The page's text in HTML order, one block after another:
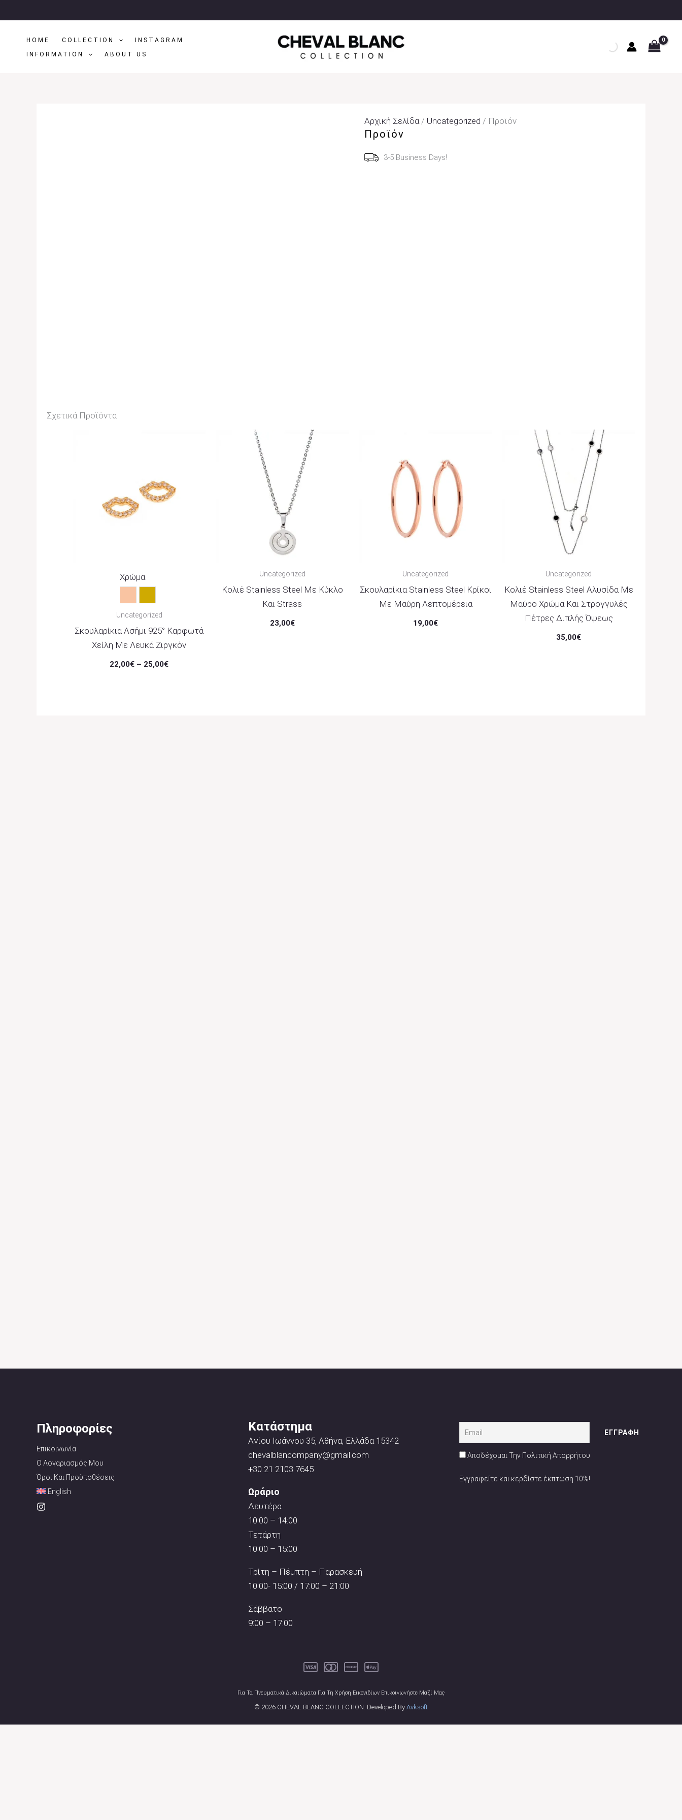
Στο
Περιεχόμενο
HOME COLLECTION
INSTAGRAM
INFORMATION
ABOUT US
Αρχική Σελίδα/ Uncategorized / Προϊόν
Προϊόν
3-5 Business Days!
Σχετικά Προϊόντα
Χρώμα
Rose Gold
Χρυσό
Uncategorized
Σκουλαρίκια Ασήμι 925° Καρφωτά
Χείλη Με Λευκά Ζιργκόν
22,00€ – 25,00€
Uncategorized
Κολιέ Stainless Steel Με Κύκλο
Και Strass
23,00€
Uncategorized
Σκουλαρίκια Stainless Steel Κρίκοι
Με Μαύρη Λεπτομέρεια
19,00€
Uncategorized
Κολιέ Stainless Steel Αλυσίδα Με
Μαύρο Χρώμα Και Στρογγυλές
Πέτρες Διπλής Όψεως
35,00€
Πληροφορίες
Επικοινωνία
Ο Λογαριασμός Μου
Όροι Και Προϋποθέσεις
English
Κατάστημα
Αγίου Ιωάννου 35, Αθήνα, Ελλάδα 15342
chevalblancompany@gmail.com
+30 21 2103 7645
Ωράριο
Δευτέρα
10:00 – 14:00
Τετάρτη
10:00 – 15:00
Τρίτη – Πέμπτη – Παρασκευή
10:00- 15:00 / 17:00 – 21:00
Σάββατο
9:00 – 17:00
Αποδέχομαι Την Πολιτική Απορρήτου
Εγγραφείτε και κερδίστε έκπτωση 10%!
Για Τα Πνευματικά Δικαιώματα Για Τη Χρήση Εικονιδίων Επικοινωνήστε Μαζί Μας
© 2026 CHEVAL BLANC COLLECTION. Developed By Avksoft